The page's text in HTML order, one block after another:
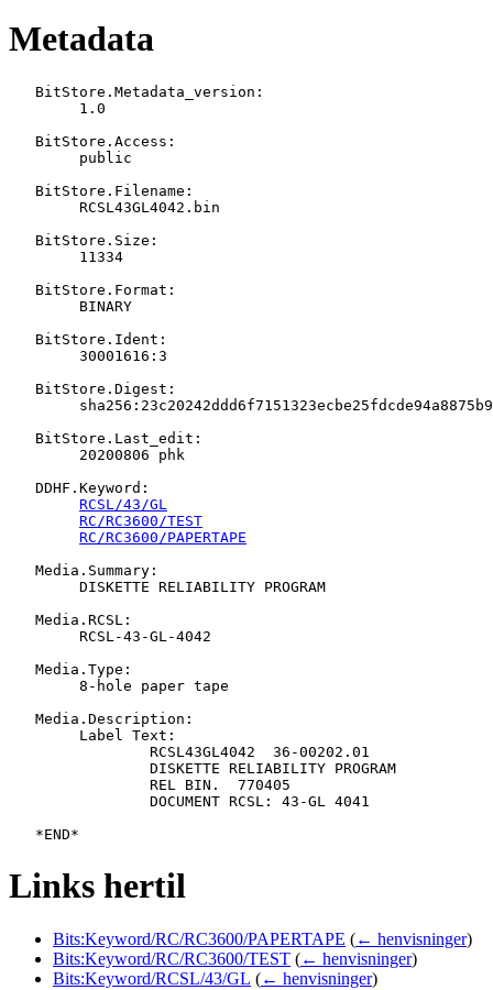
Metadata
   BitStore.Metadata_version:
   BitStore.Access:
   BitStore.Filename:
   BitStore.Size:
   BitStore.Format:
   BitStore.Ident:
   BitStore.Digest:
   BitStore.Last_edit:
   DDHF.Keyword:
RCSL/43/GL
RC/RC3600/TEST
RC/RC3600/PAPERTAPE
   Media.Summary:
   Media.RCSL:
   Media.Type:
   Media.Description:
Links hertil
Bits:Keyword/RC/RC3600/PAPERTAPE (← henvisninger)
Bits:Keyword/RC/RC3600/TEST (← henvisninger)
Bits:Keyword/RCSL/43/GL (← henvisninger)